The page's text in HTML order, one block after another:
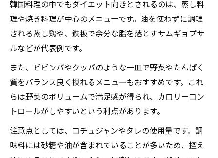
韓国料理の中でもダイエット向きとされるのは、蒸し料
理や焼き料理が中心のメニューです。油を使わずに調理
される蒸し鶏や、鉄板で余分な脂を落とすサムギョプサ
ルなどが代表例です。
また、ビビンバやクッパのような一皿で野菜やたんぱく
質をバランス良く摂れるメニューもおすすめです。これ
らは野菜のボリュームで満足感が得られ、カロリーコン
トロールがしやすいという利点があります。
注意点としては、コチュジャンやタレの使用量です。調
味料には砂糖や油が含まれていることが多いため、控え